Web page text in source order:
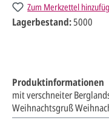
Zum Merkzettel
Lagerbestand:5000
Produktinformationen
mit verschneiter
Weihnachtsgruß